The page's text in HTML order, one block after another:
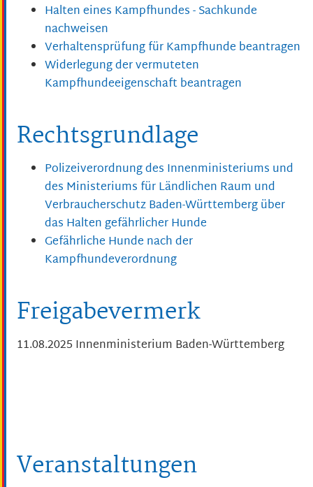
Halten eines Kampfhundes - Sachkunde
nachweisen
Verhaltensprüfung für Kampfhunde beantragen
Widerlegung der vermuteten
Kampfhundeeigenschaft beantragen
Rechtsgrundlage
Polizeiverordnung des Innenministeriums und
des Ministeriums für Ländlichen Raum und
Verbraucherschutz Baden-Württemberg über
das Halten gefährlicher Hunde
Gefährliche Hunde nach der
Kampfhundeverordnung
Freigabevermerk
11.08.2025 Innenministerium Baden-Württemberg
Veranstaltungen